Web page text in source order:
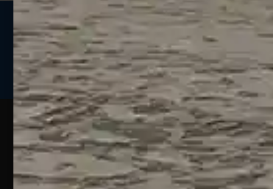
Seguici sui social
Web
Pesca
Un portale
pensato
Esperienze
Guide
sulla
sportiva
Assistenza
Clienti
Chi
Siamo
Contatti
Assistenza
Ecommerce